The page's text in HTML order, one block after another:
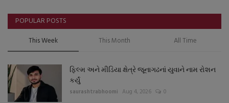
POPULAR POSTS
This Week This Month All Time
ફિલ્મ અને મીડિયા ક્ષેત્રે જૂનાગઢનાં યુવાને નામ રોશન
કર્યું
saurashtrabhoomi Aug 4, 2026 0